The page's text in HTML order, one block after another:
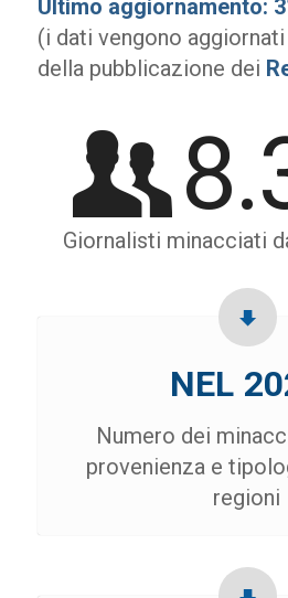
Ultimo aggiornamento:
(i dati vengono
della pubblicazione dei
Giornalisti minacciati
NEL
Numero dei
provenienza e
regioni